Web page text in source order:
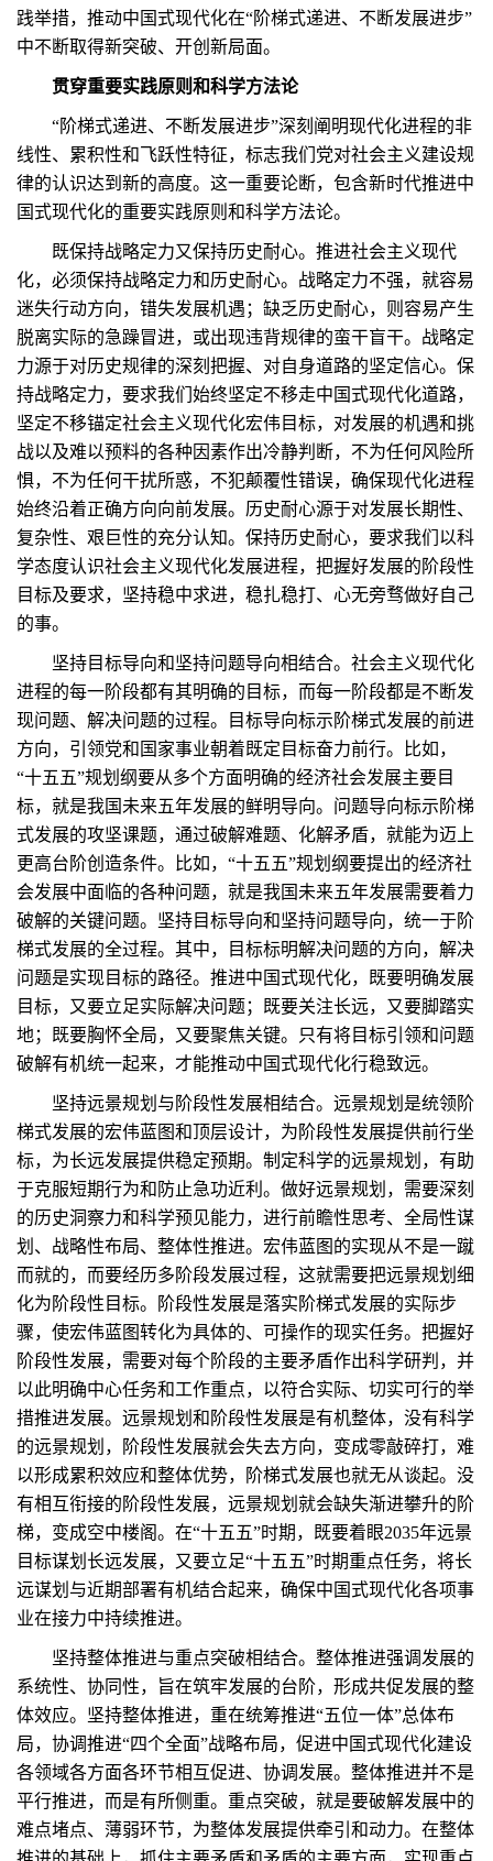
践举措，推动中国式现代化在“阶梯式递进、不断发展进步”
中不断取得新突破、开创新局面。
贯穿重要实践原则和科学方法论
“阶梯式递进、不断发展进步”深刻阐明现代化进程的非
线性、累积性和飞跃性特征，标志我们党对社会主义建设规
律的认识达到新的高度。这一重要论断，包含新时代推进中
国式现代化的重要实践原则和科学方法论。
既保持战略定力又保持历史耐心。推进社会主义现代
化，必须保持战略定力和历史耐心。战略定力不强，就容易
迷失行动方向，错失发展机遇；缺乏历史耐心，则容易产生
脱离实际的急躁冒进，或出现违背规律的蛮干盲干。战略定
力源于对历史规律的深刻把握、对自身道路的坚定信心。保
持战略定力，要求我们始终坚定不移走中国式现代化道路，
坚定不移锚定社会主义现代化宏伟目标，对发展的机遇和挑
战以及难以预料的各种因素作出冷静判断，不为任何风险所
惧，不为任何干扰所惑，不犯颠覆性错误，确保现代化进程
始终沿着正确方向向前发展。历史耐心源于对发展长期性、
复杂性、艰巨性的充分认知。保持历史耐心，要求我们以科
学态度认识社会主义现代化发展进程，把握好发展的阶段性
目标及要求，坚持稳中求进，稳扎稳打、心无旁骛做好自己
的事。
坚持目标导向和坚持问题导向相结合。社会主义现代化
进程的每一阶段都有其明确的目标，而每一阶段都是不断发
现问题、解决问题的过程。目标导向标示阶梯式发展的前进
方向，引领党和国家事业朝着既定目标奋力前行。比如，
“十五五”规划纲要从多个方面明确的经济社会发展主要目
标，就是我国未来五年发展的鲜明导向。问题导向标示阶梯
式发展的攻坚课题，通过破解难题、化解矛盾，就能为迈上
更高台阶创造条件。比如，“十五五”规划纲要提出的经济社
会发展中面临的各种问题，就是我国未来五年发展需要着力
破解的关键问题。坚持目标导向和坚持问题导向，统一于阶
梯式发展的全过程。其中，目标标明解决问题的方向，解决
问题是实现目标的路径。推进中国式现代化，既要明确发展
目标，又要立足实际解决问题；既要关注长远，又要脚踏实
地；既要胸怀全局，又要聚焦关键。只有将目标引领和问题
破解有机统一起来，才能推动中国式现代化行稳致远。
坚持远景规划与阶段性发展相结合。远景规划是统领阶
梯式发展的宏伟蓝图和顶层设计，为阶段性发展提供前行坐
标，为长远发展提供稳定预期。制定科学的远景规划，有助
于克服短期行为和防止急功近利。做好远景规划，需要深刻
的历史洞察力和科学预见能力，进行前瞻性思考、全局性谋
划、战略性布局、整体性推进。宏伟蓝图的实现从不是一蹴
而就的，而要经历多阶段发展过程，这就需要把远景规划细
化为阶段性目标。阶段性发展是落实阶梯式发展的实际步
骤，使宏伟蓝图转化为具体的、可操作的现实任务。把握好
阶段性发展，需要对每个阶段的主要矛盾作出科学研判，并
以此明确中心任务和工作重点，以符合实际、切实可行的举
措推进发展。远景规划和阶段性发展是有机整体，没有科学
的远景规划，阶段性发展就会失去方向，变成零敲碎打，难
以形成累积效应和整体优势，阶梯式发展也就无从谈起。没
有相互衔接的阶段性发展，远景规划就会缺失渐进攀升的阶
梯，变成空中楼阁。在“十五五”时期，既要着眼2035年远景
目标谋划长远发展，又要立足“十五五”时期重点任务，将长
远谋划与近期部署有机结合起来，确保中国式现代化各项事
业在接力中持续推进。
坚持整体推进与重点突破相结合。整体推进强调发展的
系统性、协同性，旨在筑牢发展的台阶，形成共促发展的整
体效应。坚持整体推进，重在统筹推进“五位一体”总体布
局，协调推进“四个全面”战略布局，促进中国式现代化建设
各领域各方面各环节相互促进、协调发展。整体推进并不是
平行推进，而是有所侧重。重点突破，就是要破解发展中的
难点堵点、薄弱环节，为整体发展提供牵引和动力。在整体